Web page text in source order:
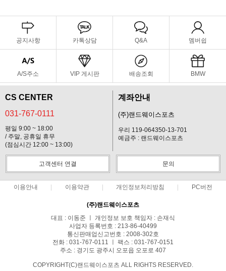
공지사항 카톡상담 Q&A 멤버쉽
A/S주소 VIP 게시판 배송조회 BMW
CS CENTER
031-767-0111
평일 9:00 ~ 18:00
/ 주말, 공휴일 휴무
(점심시간 12:00 ~ 13:00)
계좌안내
(주)랜드웨이스포츠
우리 119-064350-13-701
예금주 : 랜드웨이스포츠
고객센터 연결 문의
이용안내 이용약관 개인정보처리방침 PC버전
(주)랜드웨이스포츠
대표 : 이동준 ㅣ 개인정보 보호 책임자 : 손재식
사업자 등록번호 : 213-86-40499
통신판매업신고번호 : 2008-302호
전화 : 031-767-0111 ㅣ 팩스 : 031-767-0151
주소 : 경기도 광주시 오포읍 오포로 407
COPYRIGHT(C)랜드웨이스포츠 ALL RIGHTS RESERVED.